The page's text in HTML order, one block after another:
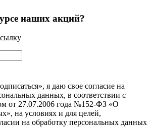
наших акций?
я даю свое согласие на
данных, в соответствии с
от 27.07.2006 года №152-ФЗ «О
на условиях и для целей,
на обработку персональных данных